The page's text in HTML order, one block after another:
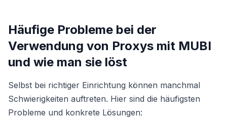
Häufige Probleme bei der
Verwendung von Proxys mit MUBI
und wie man sie löst
Selbst bei richtiger Einrichtung können manchmal
Schwierigkeiten auftreten. Hier sind die häufigsten
Probleme und konkrete Lösungen: